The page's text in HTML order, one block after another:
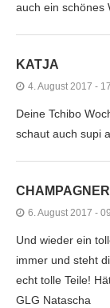
auch ein schönes
KATJA
4. August 2017 -
Deine Tchibo
schaut auch supi
6. August 2017 -
Und wieder ein
immer und steht
echt tolle Teile!
GLG Natascha